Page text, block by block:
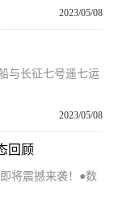
2023/05/08
与长征七号遥七运
2023/05/08
回顾
将震撼来袭！●数